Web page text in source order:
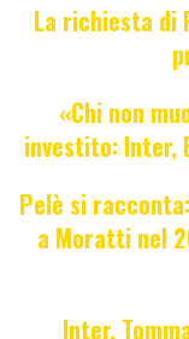
La richiesta di
«Chi non
investito: Inter,
Pelè si
a Moratti nel
Inter,